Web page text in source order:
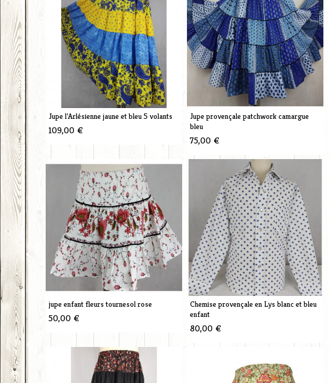
Jupe l'Arlésienne jaune et bleu 5 volants
109,00 €
Jupe provençale patchwork camargue
bleu
75,00 €
jupe enfant fleurs tournesol rose
50,00 €
Chemise provençale en Lys blanc et bleu
enfant
80,00 €